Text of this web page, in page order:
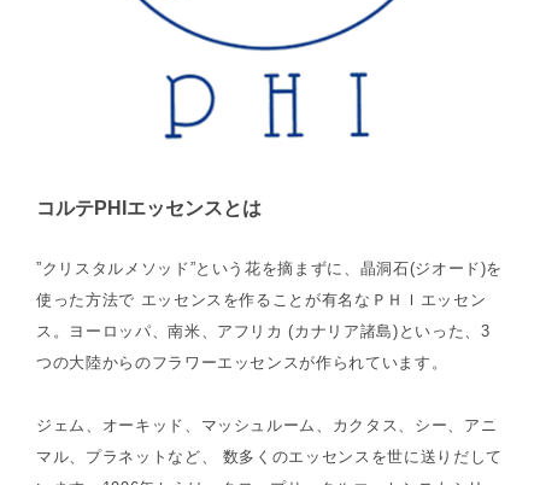
コルテPHIエッセンスとは
”クリスタルメソッド”という花を摘まずに、晶洞石(ジオード)を
使った方法で エッセンスを作ることが有名なＰＨＩエッセン
ス。ヨーロッパ、南米、アフリカ (カナリア諸島)といった、3
つの大陸からのフラワーエッセンスが作られています。
ジェム、オーキッド、マッシュルーム、カクタス、シー、アニ
マル、プラネットなど、 数多くのエッセンスを世に送りだして